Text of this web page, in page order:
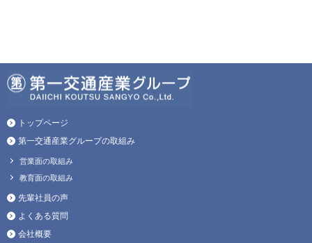
トップページ
第一交通産業グループの取組み
営業面の取組み
教育面の取組み
先輩社員の声
よくある質問
会社概要